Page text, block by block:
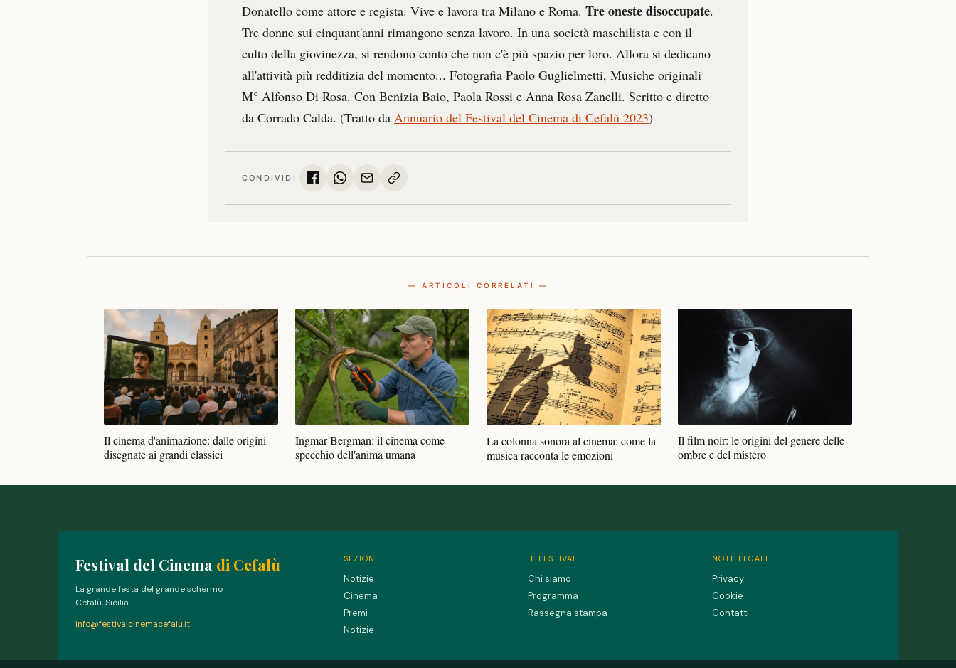
Donatello come attore e regista. Vive e lavora tra Milano e Roma. Tre oneste disoccupate.
Tre donne sui cinquant'anni rimangono senza lavoro. In una società maschilista e con il
culto della giovinezza, si rendono conto che non c'è più spazio per loro. Allora si dedicano
all'attività più redditizia del momento... Fotografia Paolo Guglielmetti, Musiche originali
M° Alfonso Di Rosa. Con Benizia Baio, Paola Rossi e Anna Rosa Zanelli. Scritto e diretto
da Corrado Calda. (Tratto da Annuario del Festival del Cinema di Cefalù 2023)
CONDIVIDI
— ARTICOLI CORRELATI —
Il cinema d'animazione: dalle origini
disegnate ai grandi classici
Ingmar Bergman: il cinema come
specchio dell'anima umana
La colonna sonora al cinema: come la
musica racconta le emozioni
Il film noir: le origini del genere delle
ombre e del mistero
Festival del Cinema di Cefalù
La grande festa del grande schermo
Cefalù, Sicilia
info@festivalcinemacefalu.it
SEZIONI
Notizie
Cinema
Premi
Notizie
IL FESTIVAL
Chi siamo
Programma
Rassegna stampa
NOTE LEGALI
Privacy
Cookie
Contatti